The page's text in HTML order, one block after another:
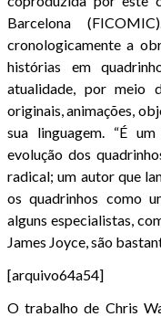
Barcelona
cronologicamente a
histórias em
atualidade, por meio
originais, animações,
sua linguagem. “É
evolução dos
radical; um autor que
os quadrinhos como
alguns especialistas,
James Joyce, são
[arquivo64a54]
O trabalho de Chris